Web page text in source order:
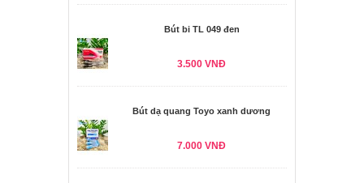
Bút bi TL 049 đen
3.500 VNĐ
Bút dạ quang Toyo xanh dương
7.000 VNĐ